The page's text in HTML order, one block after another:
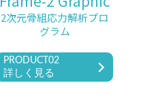
2次元骨組応力解析プロ
グラム
PRODUCT02
詳しく見る